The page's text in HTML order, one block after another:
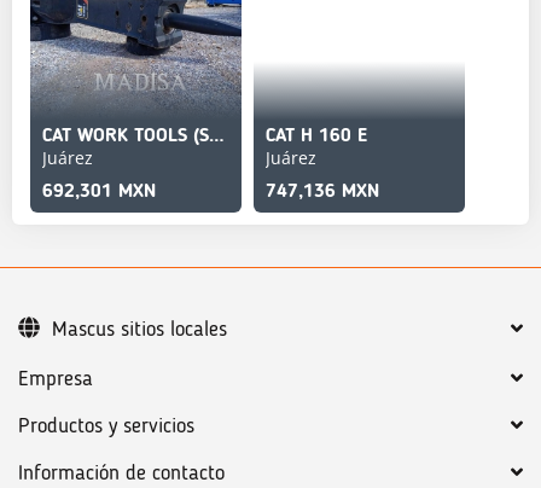
CAT WORK TOOLS (SERIALIZED) H160E
Juárez
692,301 MXN
CAT H 160 E
Juárez
747,136 MXN
Empresa
Productos y servicios
Información de contacto
Mascus sitios locales